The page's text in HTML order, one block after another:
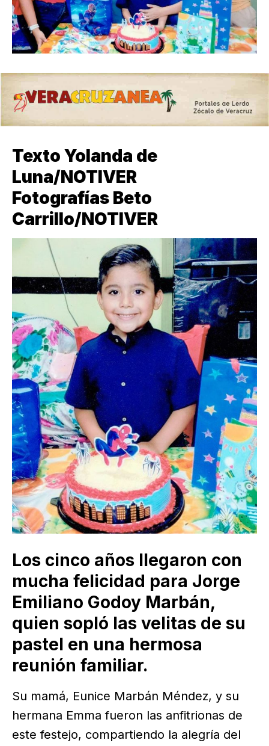
Texto Yolanda de
Luna/NOTIVER
Fotografías Beto
Carrillo/NOTIVER
Los cinco años llegaron con
mucha felicidad para Jorge
Emiliano Godoy Marbán,
quien sopló las velitas de su
pastel en una hermosa
reunión familiar.
Su mamá, Eunice Marbán Méndez, y su
hermana Emma fueron las anfitrionas de
este festejo, compartiendo la alegría del